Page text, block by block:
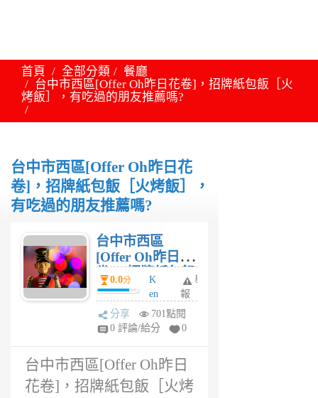
首頁 全部分類
餐廳
台中市西區[Offer Oh昨日花卷]，招牌紙包飯［火
烤飯］，有吃過的朋友推薦嗎?
台中市西區[Offer Oh昨日花
卷]，招牌紙包飯［火烤飯］，
有吃過的朋友推薦嗎?
台中市西區
[Offer Oh昨日花
卷]，招牌紙包飯
［火烤飯］，有
吃過的朋友推薦
嗎?
0.0分
K
en
4
舉
報
分享
701點閱
0 評論/給分
0
台中市西區[Offer Oh昨日
花卷]，招牌紙包飯［火烤